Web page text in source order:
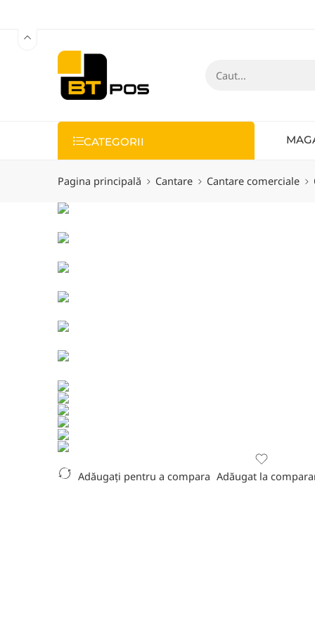
CATEGORII
Pagina principală Cantare Cantare comerciale
Adăugați pentru a compara Adăugat la